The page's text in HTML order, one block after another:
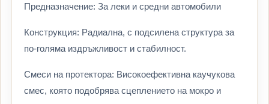
Предназначение: За леки и средни автомобили
Конструкция: Радиална, с подсилена структура за
по-голяма издръжливост и стабилност.
Смеси на протектора: Високоефективна каучукова
смес, която подобрява сцеплението на мокро и